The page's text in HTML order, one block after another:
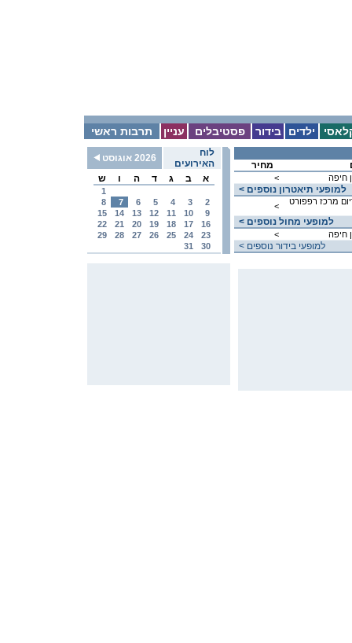
תרבות ראשי עניין פסטיבלים בידור ילדים
לוח
האירועים
2026 אוגוסט
א
ב ג ד ה ו ש
1
2
3
4
5
6
7
8
9
10
11
12
13
14
15
16
17
18
19
20
21
22
23
24
25
26
27
28
29
30
31
מחיר
< חיפה
< למופעי תיאטרון נוספים
< מרכז רפפורט
< למופעי מחול נוספים
< חיפה
< למופעי בידור נוספים